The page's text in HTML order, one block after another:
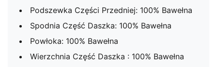
Podszewka Części Przedniej: 100% Bawełna
Spodnia Część Daszka: 100% Bawełna
Powłoka: 100% Bawełna
Wierzchnia Część Daszka : 100% Bawełna